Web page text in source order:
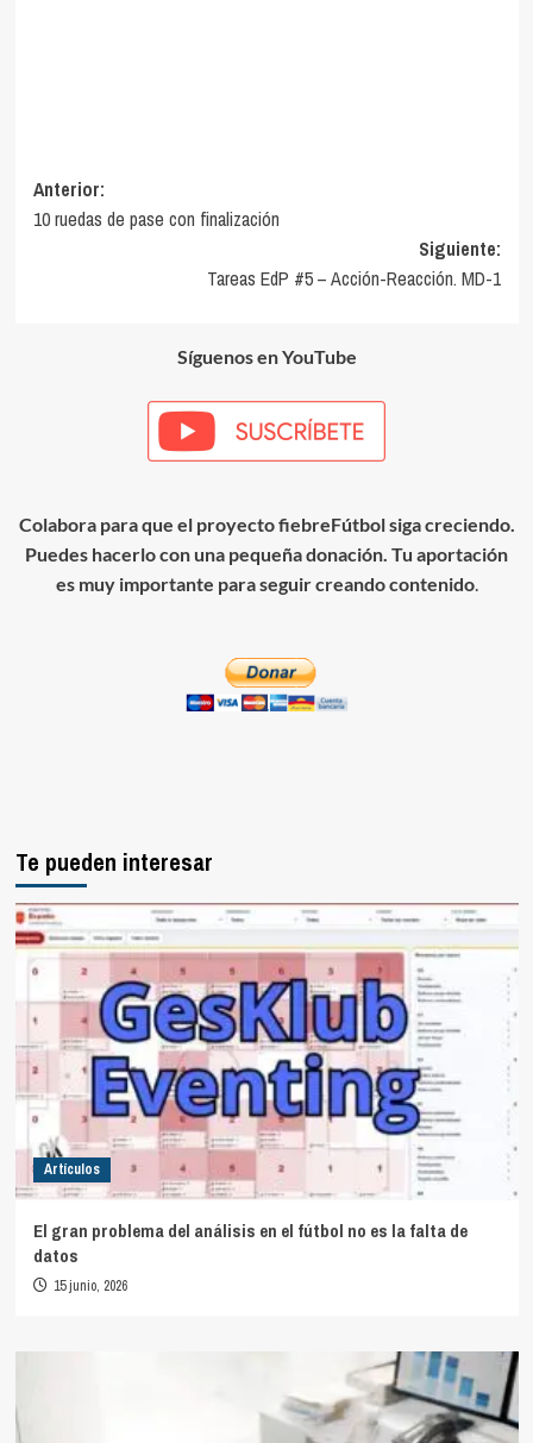
Navegación
de
Anterior:
10 ruedas de pase con finalización
Siguiente:
Tareas EdP #5 – Acción-Reacción. MD-1
Síguenos en YouTube
Colabora para que el proyecto fiebreFútbol siga creciendo.
Puedes hacerlo con una pequeña donación. Tu aportación
es muy importante para seguir creando contenido.
Te pueden interesar
Artículos
El gran problema del análisis en el fútbol no es la falta de
datos
15 junio, 2026